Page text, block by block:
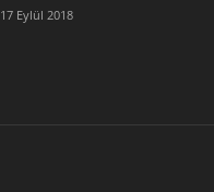
17 Eylül 2018